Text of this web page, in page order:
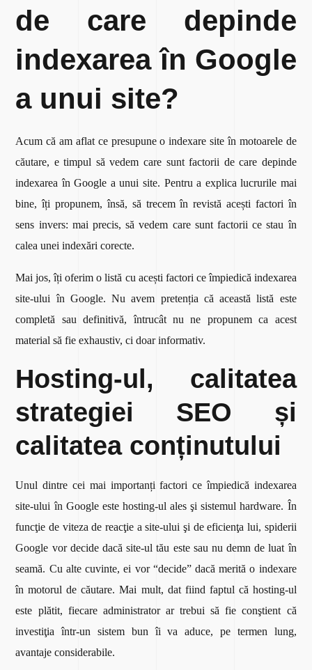
de care depinde
indexarea în Google
a unui site?
Acum că am aflat ce presupune o indexare site în motoarele de
căutare, e timpul să vedem care sunt factorii de care depinde
indexarea în Google a unui site. Pentru a explica lucrurile mai
bine, îți propunem, însă, să trecem în revistă acești factori în
sens invers: mai precis, să vedem care sunt factorii ce stau în
calea unei indexări corecte.
Mai jos, îți oferim o listă cu acești factori ce împiedică indexarea
site-ului în Google. Nu avem pretenția că această listă este
completă sau definitivă, întrucât nu ne propunem ca acest
material să fie exhaustiv, ci doar informativ.
Hosting-ul, calitatea
strategiei SEO și
calitatea conținutului
Unul dintre cei mai importanți factori ce împiedică indexarea
site-ului în Google este hosting-ul ales şi sistemul hardware. În
funcţie de viteza de reacţie a site-ului şi de eficienţa lui, spiderii
Google vor decide dacă site-ul tău este sau nu demn de luat în
seamă. Cu alte cuvinte, ei vor “decide” dacă merită o indexare
în motorul de căutare. Mai mult, dat fiind faptul că hosting-ul
este plătit, fiecare administrator ar trebui să fie conştient că
investiţia într-un sistem bun îi va aduce, pe termen lung,
avantaje considerabile.